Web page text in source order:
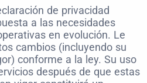
de privacidad
a las necesidades
en evolución. Le
cambios (incluyendo su
conforme a la ley. Su uso
después de que estas